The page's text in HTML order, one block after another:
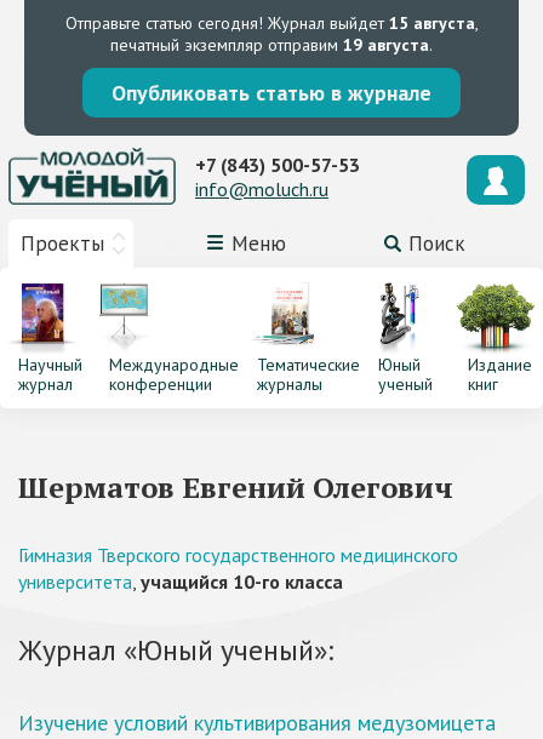
Отправьте статью сегодня! Журнал выйдет15 августа,
печатный экземпляр отправим 19 августа.
Опубликовать статью в журнале
Проекты Меню Поиск
+7 (843) 500-57-53
info@moluch.ru
Научный
журнал
Международные
конференции
Тематические
журналы
Юный
ученый
Издание
книг
Шерматов Евгений Олегович
Гимназия Тверского государственного медицинского
университета, учащийся 10-го класса
Журнал «Юный ученый»:
Изучение условий культивирования медузомицета